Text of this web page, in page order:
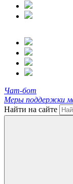
Чат-бот
Меры поддержки
Найти на сайте